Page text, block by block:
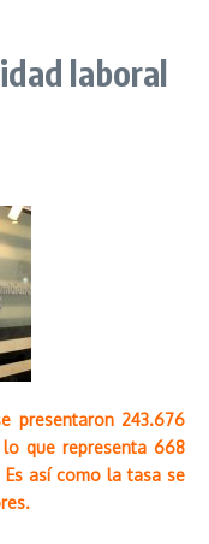
laboral
presentaron 243.676
lo que representa 668
así como la tasa se